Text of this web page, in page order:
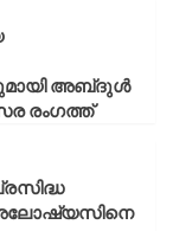
അബ്‌ദുൾ
രംഗത്ത്
അലോഷ്യസിനെ